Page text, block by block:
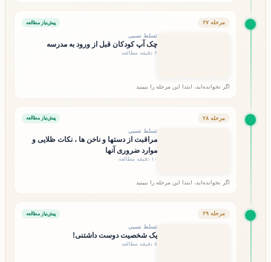
مرحله ۲۷ پیش‌نیاز مطالعه
تسلط نسبی
چک آپ کودکان قبل از ورود به مدرسه
۶ دقیقه مطالعه
اگر نخوانده‌اید، ابتدا این مرحله را ببینید
مرحله ۲۸ پیش‌نیاز مطالعه
تسلط نسبی
مراقبت از دستها و ناخن ها ، نکات ظلایی و
موارد ضروری آنها
۱۰ دقیقه مطالعه
اگر نخوانده‌اید، ابتدا این مرحله را ببینید
مرحله ۲۹ پیش‌نیاز مطالعه
تسلط نسبی
یک شخصیت دوست داشتنی!
۸ دقیقه مطالعه